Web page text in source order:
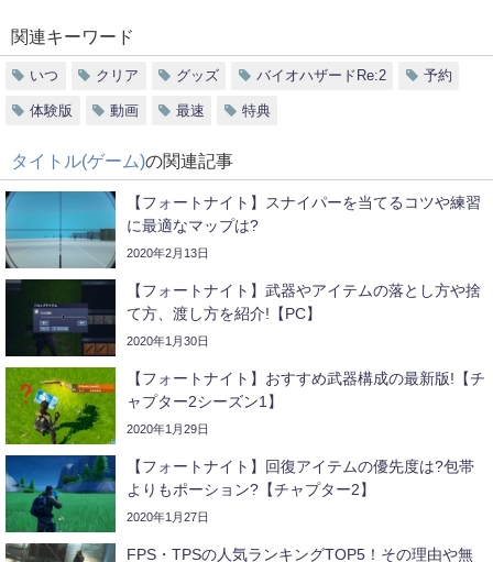
関連キーワード
いつ クリア グッズ バイオハザードRe:2 予約
体験版 動画 最速 特典
タイトル(ゲーム)の関連記事
【フォートナイト】スナイパーを当てるコツや練習
に最適なマップは?
2020年2月13日
【フォートナイト】武器やアイテムの落とし方や捨
て方、渡し方を紹介!【PC】
2020年1月30日
【フォートナイト】おすすめ武器構成の最新版!【チ
ャプター2シーズン1】
2020年1月29日
【フォートナイト】回復アイテムの優先度は?包帯
よりもポーション?【チャプター2】
2020年1月27日
FPS・TPSの人気ランキングTOP5！その理由や無